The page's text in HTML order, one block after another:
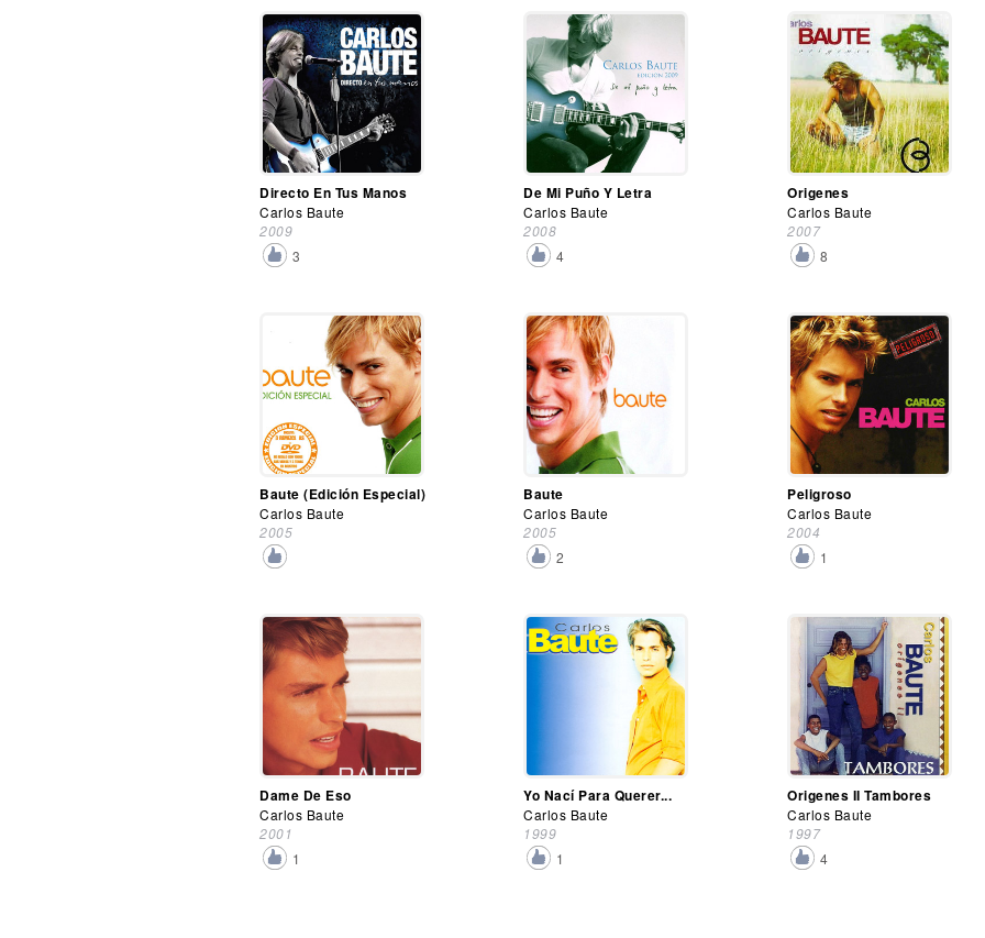
Directo En Tus Manos
Carlos Baute
2009
3
De Mi Puño Y Letra
Carlos Baute
2008
4
Origenes
Carlos Baute
2007
8
Baute (Edición Especial)
Carlos Baute
2005
Baute
Carlos Baute
2005
2
Peligroso
Carlos Baute
2004
1
Dame De Eso
Carlos Baute
2001
1
Yo Nací Para Querer...
Carlos Baute
1999
1
Origenes II Tambores
Carlos Baute
1997
4